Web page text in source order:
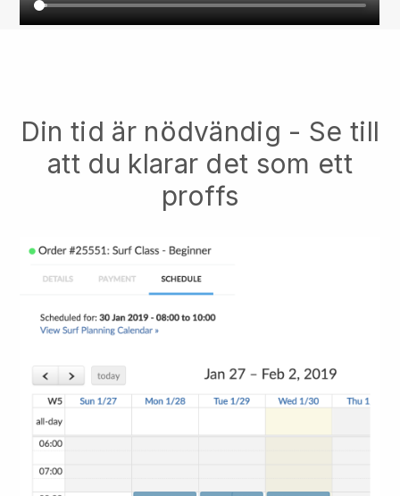
Din tid är nödvändig - Se till
att du klarar det som ett
proffs